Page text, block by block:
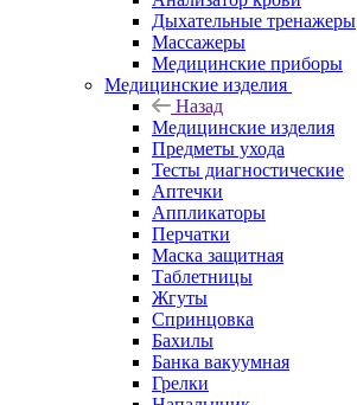
Дыхательные тренажеры
Массажеры
Медицинские приборы
Медицинские изделия
Назад
Медицинские изделия
Предметы ухода
Тесты диагностические
Аптечки
Аппликаторы
Перчатки
Маска защитная
Таблетницы
Жгуты
Спринцовка
Бахилы
Банка вакуумная
Грелки